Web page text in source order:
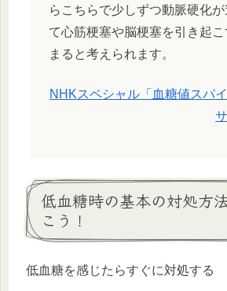
らこちらで少しずつ動脈硬化
て心筋梗塞や脳梗塞を引き起
まると考えられます。
NHKスペシャル「血糖値スパ
低血糖時の基本の対処方
こう！
低血糖を感じたらすぐに対処する